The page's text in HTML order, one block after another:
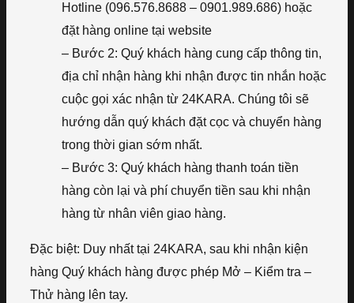
Hotline (096.576.8688 – 0901.989.686) hoặc
đặt hàng online tại website
– Bước 2: Quý khách hàng cung cấp thông tin,
địa chỉ nhận hàng khi nhận được tin nhắn hoặc
cuộc gọi xác nhận từ 24KARA. Chúng tôi sẽ
hướng dẫn quý khách đặt cọc và chuyển hàng
trong thời gian sớm nhất.
– Bước 3: Quý khách hàng thanh toán tiền
hàng còn lại và phí chuyển tiền sau khi nhận
hàng từ nhân viên giao hàng.
Đặc biệt: Duy nhất tại 24KARA, sau khi nhận kiện
hàng Quý khách hàng được phép Mở – Kiểm tra –
Thử hàng lên tay.